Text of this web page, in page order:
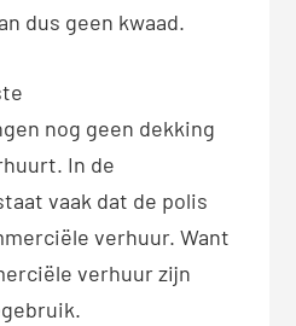
dus geen kwaad.
nog geen dekking
In de
vaak dat de polis
verhuur. Want
verhuur zijn